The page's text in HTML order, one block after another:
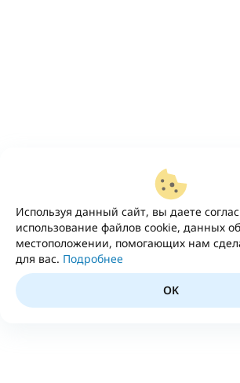
Используя данный сайт, вы даете
использование файлов cookie, данных
местоположении, помогающих нам
для вас. Подробнее
OK